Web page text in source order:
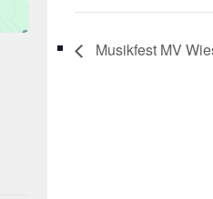
Musikfest MV